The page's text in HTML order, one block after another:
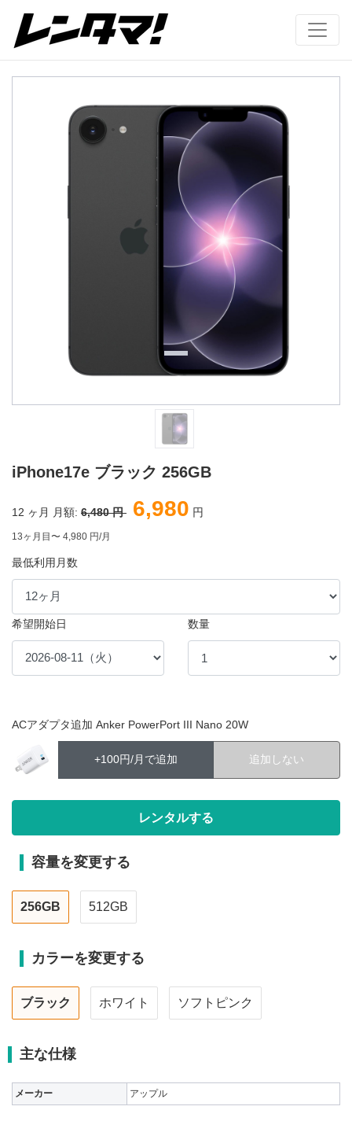
iPhone17e ブラック 256GB
12 ヶ月 月額: 6,480 円 6,980 円
13ヶ月目〜 4,980 円/月
最低利用月数
希望開始日 数量
ACアダプタ追加 Anker PowerPort III Nano 20W
+100円/月で追加 追加しない
容量を変更する
256GB 512GB
カラーを変更する
ブラック ホワイト ソフトピンク
主な仕様
メーカー アップル